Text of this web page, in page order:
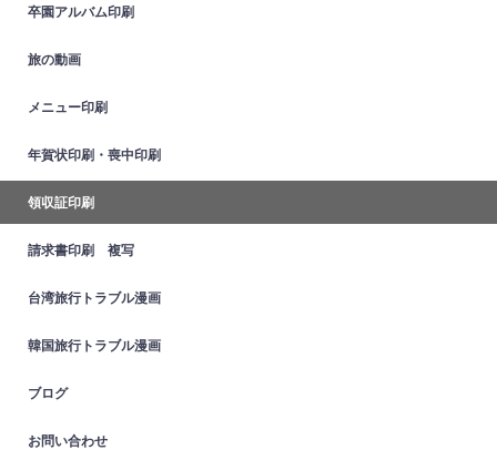
卒園アルバム印刷
旅の動画
メニュー印刷
年賀状印刷・喪中印刷
領収証印刷
請求書印刷 複写
台湾旅行トラブル漫画
韓国旅行トラブル漫画
ブログ
お問い合わせ